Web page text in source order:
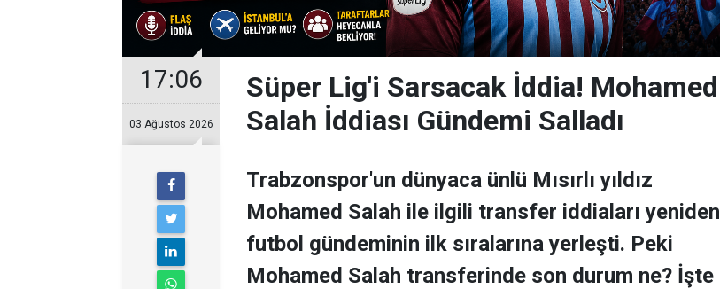
17:06
03 Ağustos 2026
Süper Lig'i Sarsacak İddia! Mohamed
Salah İddiası Gündemi Salladı
Trabzonspor'un dünyaca ünlü Mısırlı yıldız
Mohamed Salah ile ilgili transfer iddiaları yeniden
futbol gündeminin ilk sıralarına yerleşti. Peki
Mohamed Salah transferinde son durum ne? İşte